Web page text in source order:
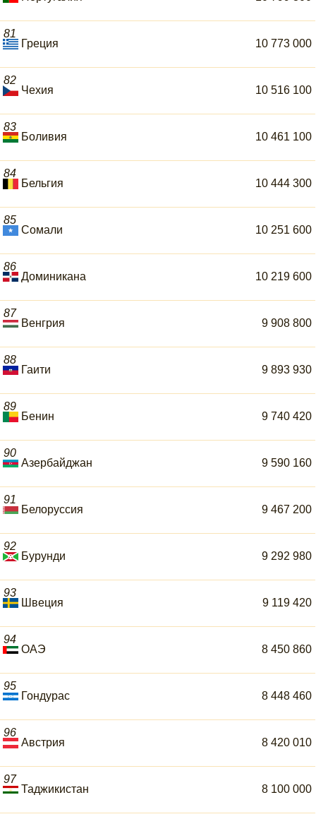
81
Греция
10 773 000
82
Чехия
10 516 100
83
Боливия
10 461 100
84
Бельгия
10 444 300
85
Сомали
10 251 600
86
Доминикана
10 219 600
87
Венгрия
9 908 800
88
Гаити
9 893 930
89
Бенин
9 740 420
90
Азербайджан
9 590 160
91
Белоруссия
9 467 200
92
Бурунди
9 292 980
93
Швеция
9 119 420
94
ОАЭ
8 450 860
95
Гондурас
8 448 460
96
Австрия
8 420 010
97
Таджикистан
8 100 000